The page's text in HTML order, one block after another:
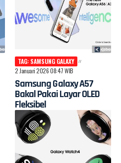
TAG: SAMSUNG GALAXY
2 Januari 2026 08:47 WIB
Samsung Galaxy A57
Bakal Pakai Layar OLED
Fleksibel